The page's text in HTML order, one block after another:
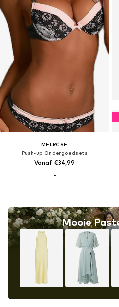
MELROSE
Push-up Ondergoedsets
Vanaf €34,99
Mooie